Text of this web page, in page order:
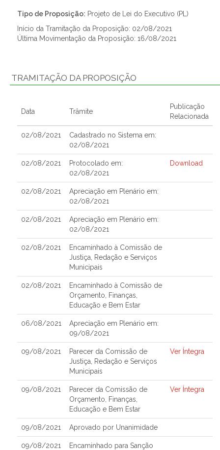
Tipo de Proposição: Projeto de Lei do Executivo (PL)
Início da Tramitação da Proposição: 02/08/2021
Última Movimentação da Proposição: 16/08/2021
TRAMITAÇÃO DA PROPOSIÇÃO
Data Trâmite
Publicação
Relacionada
02/08/2021
Cadastrado no Sistema em:
02/08/2021
02/08/2021
Protocolado em:
02/08/2021
Download
02/08/2021
Apreciação em Plenário em:
02/08/2021
02/08/2021
Apreciação em Plenário em:
02/08/2021
02/08/2021
Encaminhado à Comissão de
Justiça, Redação e Serviços
Municipais
02/08/2021
Encaminhado à Comissão de
Orçamento, Finanças,
Educação e Bem Estar
06/08/2021
Apreciação em Plenário em:
09/08/2021
09/08/2021
Parecer da Comissão de
Justiça, Redação e Serviços
Municipais
Ver Íntegra
09/08/2021
Parecer da Comissão de
Orçamento, Finanças,
Educação e Bem Estar
Ver Íntegra
09/08/2021 Aprovado por Unanimidade
09/08/2021
Encaminhado para Sanção